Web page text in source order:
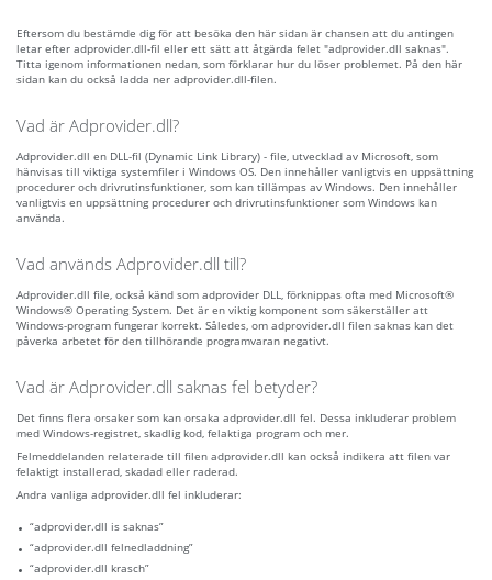
Eftersom du bestämde dig för att besöka den här sidan är chansen att du antingen
letar efter adprovider.dll-fil eller ett sätt att åtgärda felet "adprovider.dll saknas".
Titta igenom informationen nedan, som förklarar hur du löser problemet. På den här
sidan kan du också ladda ner adprovider.dll-filen.
Vad är Adprovider.dll?
Adprovider.dll en DLL-fil (Dynamic Link Library) - file, utvecklad av Microsoft, som
hänvisas till viktiga systemfiler i Windows OS. Den innehåller vanligtvis en uppsättning
procedurer och drivrutinsfunktioner, som kan tillämpas av Windows. Den innehåller
vanligtvis en uppsättning procedurer och drivrutinsfunktioner som Windows kan
använda.
Vad används Adprovider.dll till?
Adprovider.dll file, också känd som adprovider DLL, förknippas ofta med Microsoft®
Windows® Operating System. Det är en viktig komponent som säkerställer att
Windows-program fungerar korrekt. Således, om adprovider.dll filen saknas kan det
påverka arbetet för den tillhörande programvaran negativt.
Vad är Adprovider.dll saknas fel betyder?
Det finns flera orsaker som kan orsaka adprovider.dll fel. Dessa inkluderar problem
med Windows-registret, skadlig kod, felaktiga program och mer.
Felmeddelanden relaterade till filen adprovider.dll kan också indikera att filen var
felaktigt installerad, skadad eller raderad.
Andra vanliga adprovider.dll fel inkluderar:
“adprovider.dll is saknas”
“adprovider.dll felnedladdning”
“adprovider.dll krasch”